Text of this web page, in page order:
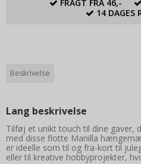
FRAGT FRA 46,-
14 DAGES
Beskrivelse
Lang beskrivelse
Tilføj et unikt touch til dine gaver,
med disse flotte Manilla
er ideelle som til og fra-kort til
eller til kreative hobbyprojekter,